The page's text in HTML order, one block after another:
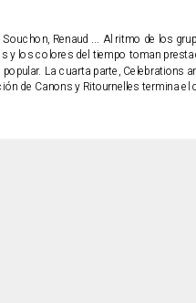
Renaud ... Al ritmo de los
y los colores del tiempo toman
La cuarta parte, Celebrations
de Canons y Ritournelles termina el